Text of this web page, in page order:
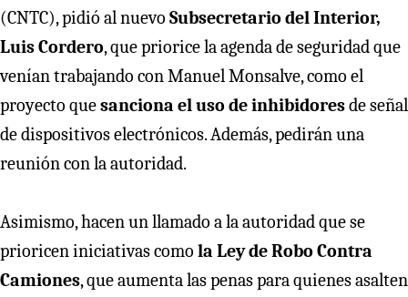
(CNTC), pidió al nuevo Subsecretario del Interior,
Luis Cordero, que priorice la agenda de seguridad que
venían trabajando con Manuel Monsalve, como el
proyecto quesanciona el uso de inhibidoresde señal
de dispositivos electrónicos. Además, pedirán una
reunión con la autoridad.
Asimismo, hacen un llamado a la autoridad que se
prioricen iniciativas como la Ley de Robo Contra
Camiones, que aumenta las penas para quienes asalten